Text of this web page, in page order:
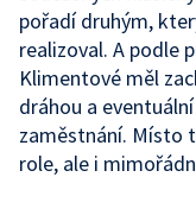
pořadí druhým,
realizoval. A podle
Klimentové měl
dráhou a
zaměstnání. Místo
role, ale i